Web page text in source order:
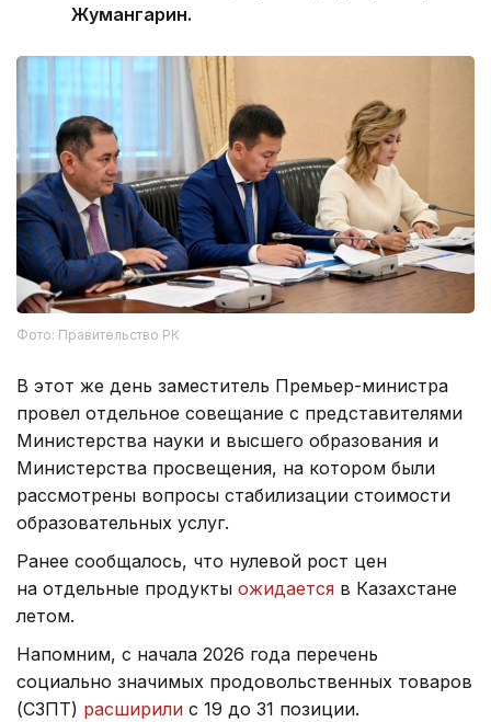
Жумангарин.
Фото: Правительство РК
В этот же день заместитель Премьер-министра
провел отдельное совещание с представителями
Министерства науки и высшего образования и
Министерства просвещения, на котором были
рассмотрены вопросы стабилизации стоимости
образовательных услуг.
Ранее сообщалось, что нулевой рост цен
на отдельные продукты ожидается в Казахстане
летом.
Напомним, с начала 2026 года перечень
социально значимых продовольственных товаров
(СЗПТ) расширили с 19 до 31 позиции.